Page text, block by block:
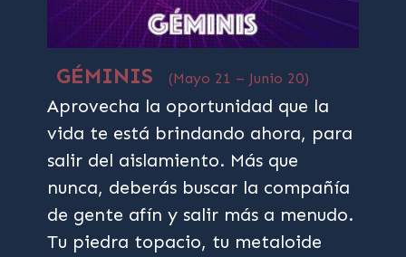
GÉMINIS (Mayo 21 – Junio 20)
Aprovecha la oportunidad que la
vida te está brindando ahora, para
salir del aislamiento. Más que
nunca, deberás buscar la compañía
de gente afín y salir más a menudo.
Tu piedra topacio, tu metaloide